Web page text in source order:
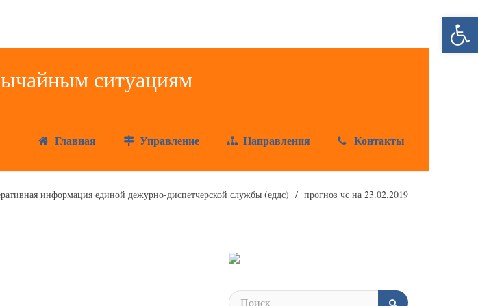
Главная Управление Направления Контакты
информация единой дежурно-диспетчерской службы (еддс) прогноз чс на 23.02.2019